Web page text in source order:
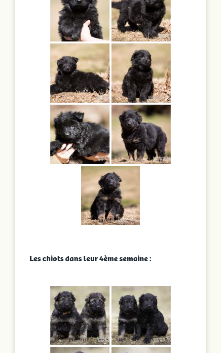
Les chiots dans leur 4ème semaine :